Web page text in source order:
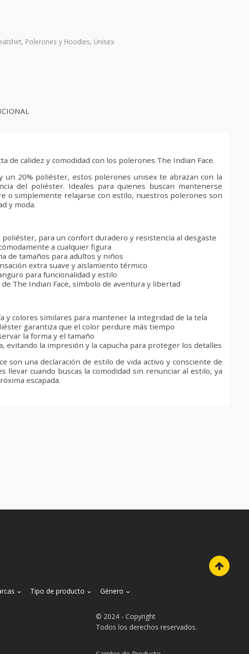
, Polerones y Hoodies, Unisex
de calidez y comodidad con los polerones The Indian Face.
un 20% poliéster, estos polerones unisex te abrazan con la
del poliéster. Ideales para quienes buscan mantenerse
o simplemente relajarse con estilo, nuestros polerones son
y moda.
poliéster, para un confort duradero y resistencia al desgaste
a cualquier figura
de tamaños para adultos y niños
extra suave y aislamiento térmico
para funcionalidad y estilo
The Indian Face, símbolo de aventura y libertad
y colores similares para mantener la integridad de la tela
garantiza que el color perdure más tiempo
la forma y el tamaño
evitando la impresión y la capucha para proteger los detalles
son una declaración de estilo de vida activo y consciente de
llevar cuando buscas la comodidad sin renunciar al estilo, ya
escapada.
Tipo de producto Género
© 2024 - Copyright
Todos los derechos reservados.